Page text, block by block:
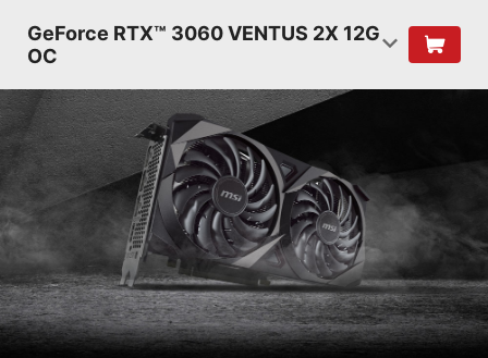
GeForce RTX™ 3060 VENTUS 2X 12G
OC